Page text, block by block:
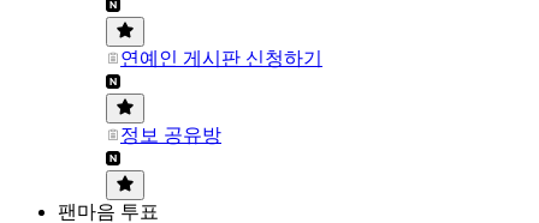
연예인 게시판 신청하기
정보 공유방
팬마음 투표